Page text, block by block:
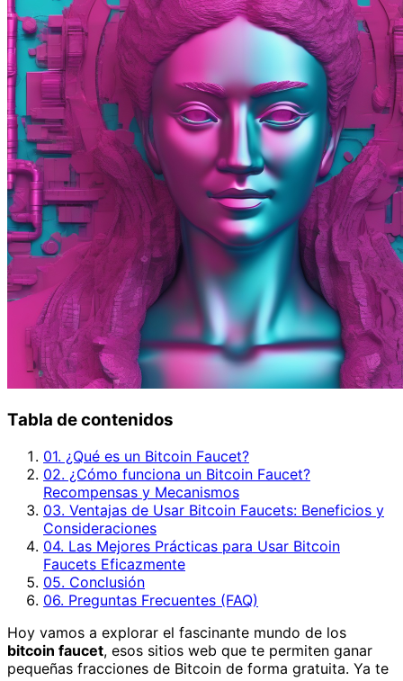
Tabla de contenidos
01. ¿Qué es un Bitcoin Faucet?
02. ¿Cómo funciona un Bitcoin Faucet?
Recompensas y Mecanismos
03. Ventajas de Usar Bitcoin Faucets: Beneficios y
Consideraciones
04. Las Mejores Prácticas para Usar Bitcoin
Faucets Eficazmente
05. Conclusión
06. Preguntas Frecuentes (FAQ)
Hoy vamos a explorar el fascinante mundo de los
bitcoin faucet, esos sitios web que te permiten ganar
pequeñas fracciones de Bitcoin de forma gratuita. Ya te